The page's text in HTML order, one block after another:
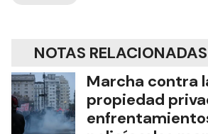
NOTAS RELACIONADAS
Marcha contra
propiedad